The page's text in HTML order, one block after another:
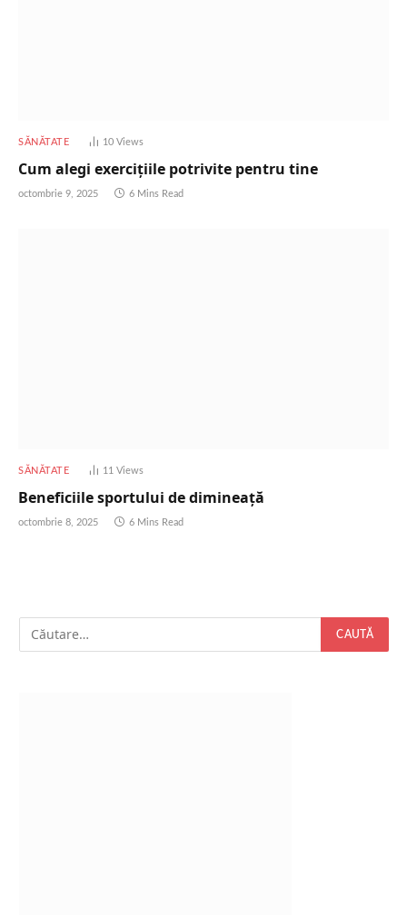
SĂNĂTATE 10Views
Cum alegi exercițiile potrivite pentru tine
octombrie 9, 2025 6 Mins Read
SĂNĂTATE 11Views
Beneficiile sportului de dimineață
octombrie 8, 2025 6 Mins Read